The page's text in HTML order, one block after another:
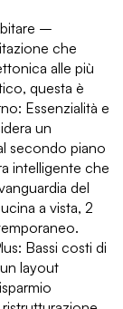
–
che
alle più
questa è
Essenzialità e
un
secondo piano
intelligente che
del
a vista, 2
Bassi costi di
layout